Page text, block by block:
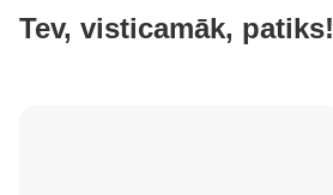
Tev, visticamāk, patiks!